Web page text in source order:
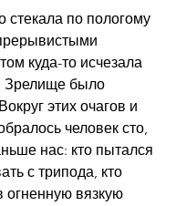
стекала по пологому
куда-то исчезала
Зрелище было
этих очагов и
человек сто,
нас: кто пытался
с трипода, кто
огненную вязкую